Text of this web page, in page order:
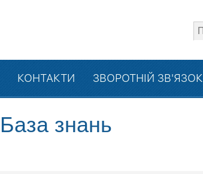
КОНТАКТИ ЗВОРОТНІЙ ЗВ'ЯЗОК
База знань